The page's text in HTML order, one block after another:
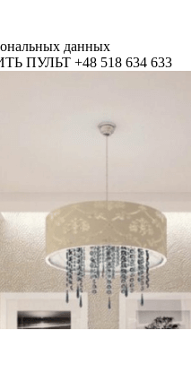
данных
ПУЛЬТ +48 518 634 633